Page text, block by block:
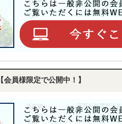
【会員様限定で公開中！】